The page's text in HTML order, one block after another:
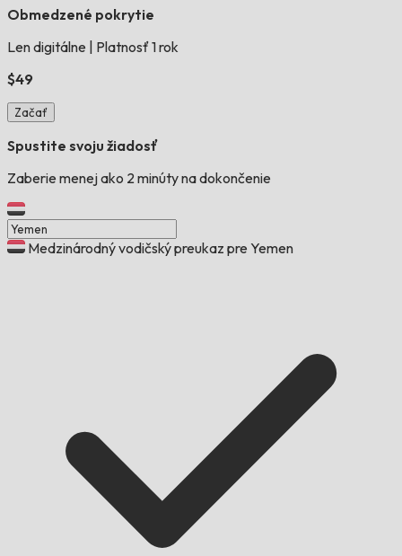
Obmedzené pokrytie
Len digitálne
Platnosť 1 rok
$49
Začať
Spustite svoju žiadosť
Zaberie menej ako 2 minúty na dokončenie
Medzinárodný vodičský preukaz pre Yemen